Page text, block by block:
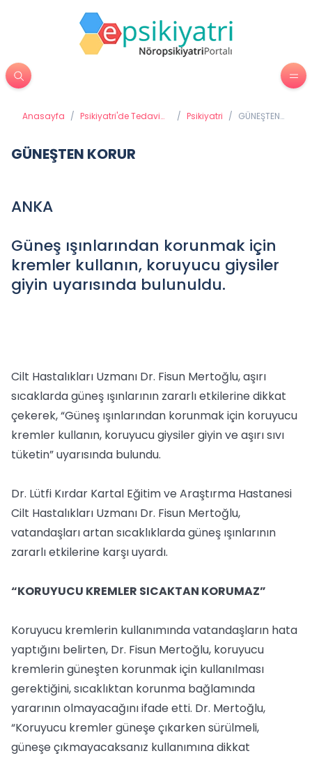
Anasayfa / Psikiyatri'de Tedavi
/ Psikiyatri / GÜNEŞTEN
GÜNEŞTEN KORUR
ANKA
Güneş ışınlarından korunmak için
kremler kullanın, koruyucu giysiler
giyin uyarısında bulunuldu.
Cilt Hastalıkları Uzmanı Dr. Fisun Mertoğlu, aşırı
sıcaklarda güneş ışınlarının zararlı etkilerine dikkat
çekerek, “Güneş ışınlarından korunmak için koruyucu
kremler kullanın, koruyucu giysiler giyin ve aşırı sıvı
tüketin” uyarısında bulundu.
Dr. Lütfi Kırdar Kartal Eğitim ve Araştırma Hastanesi
Cilt Hastalıkları Uzmanı Dr. Fisun Mertoğlu,
vatandaşları artan sıcaklıklarda güneş ışınlarının
zararlı etkilerine karşı uyardı.
“KORUYUCU KREMLER SICAKTAN KORUMAZ”
Koruyucu kremlerin kullanımında vatandaşların hata
yaptığını belirten, Dr. Fisun Mertoğlu, koruyucu
kremlerin güneşten korunmak için kullanılması
gerektiğini, sıcaklıktan korunma bağlamında
yararının olmayacağını ifade etti. Dr. Mertoğlu,
“Koruyucu kremler güneşe çıkarken sürülmeli,
güneşe çıkmayacaksanız kullanımına dikkat